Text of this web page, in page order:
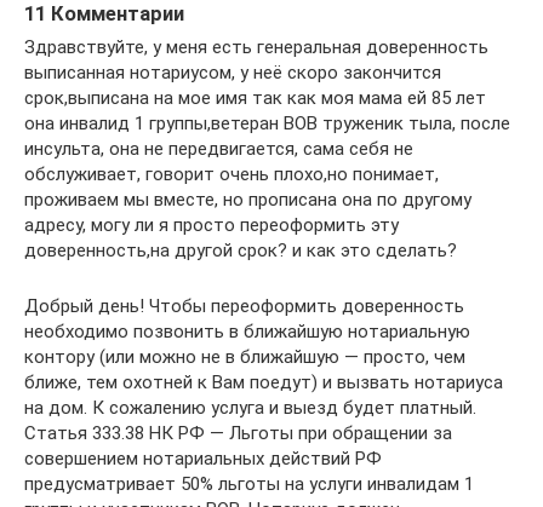
11 Комментарии
Здравствуйте, у меня есть генеральная доверенность
выписанная нотариусом, у неё скоро закончится
срок,выписана на мое имя так как моя мама ей 85 лет
она инвалид 1 группы,ветеран ВОВ труженик тыла, после
инсульта, она не передвигается, сама себя не
обслуживает, говорит очень плохо,но понимает,
проживаем мы вместе, но прописана она по другому
адресу, могу ли я просто переоформить эту
доверенность,на другой срок? и как это сделать?
Добрый день! Чтобы переоформить доверенность
необходимо позвонить в ближайшую нотариальную
контору (или можно не в ближайшую — просто, чем
ближе, тем охотней к Вам поедут) и вызвать нотариуса
на дом. К сожалению услуга и выезд будет платный.
Статья 333.38 НК РФ — Льготы при обращении за
совершением нотариальных действий РФ
предусматривает 50% льготы на услуги инвалидам 1